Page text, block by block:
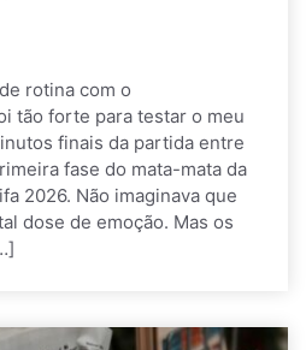
rotina com o
tão forte para testar o meu
finais da partida entre
fase do mata-mata da
2026. Não imaginava que
dose de emoção. Mas os